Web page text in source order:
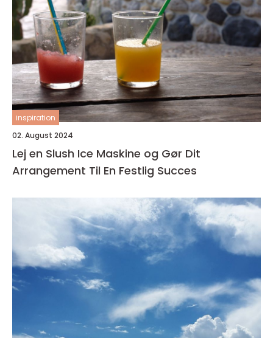
inspiration
02. August 2024
Lej en Slush Ice Maskine og Gør Dit
Arrangement Til En Festlig Succes